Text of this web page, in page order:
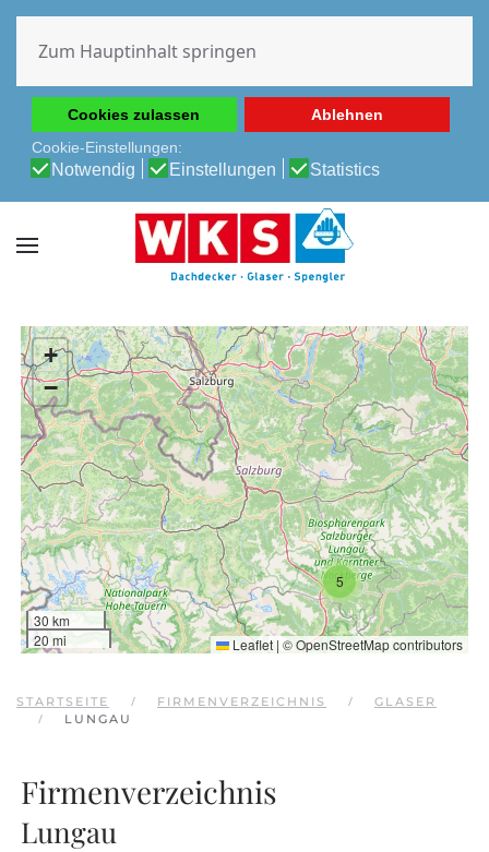
Erfahrung auf unserer Website zu ermöglichen.
Cookie-Richtlinie
Datenschutz-Bestimmungen
Cookies zulassen
Ablehnen
Cookie-Einstellungen:
Notwendig Einstellungen Statistics
Zum Hauptinhalt springen
5
+
−
30 km
20 mi
Leaflet | ©OpenStreetMapcontributors
STARTSEITE FIRMENVERZEICHNIS
GLASER
LUNGAU
Firmenverzeichnis
Lungau